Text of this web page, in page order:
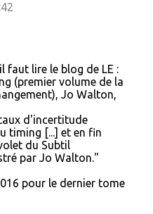
faut lire le blog de LE :
(premier volume de la
Jo Walton,
d'incertitude
timing [...] et en fin
du Subtil
par Jo Walton."
pour le dernier tome